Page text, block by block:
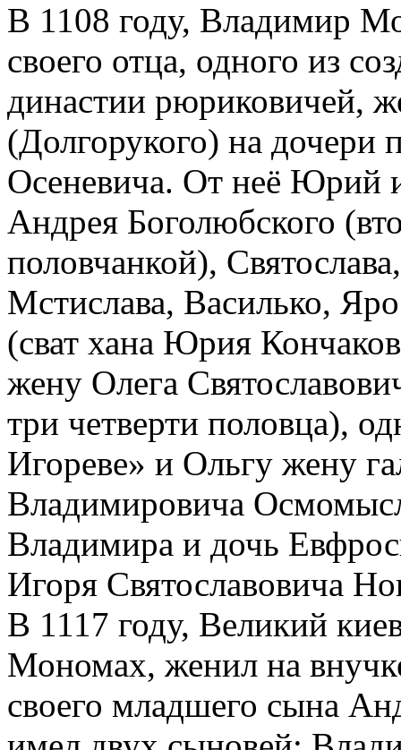
В 1108 году, Владимир
своего отца, одного из
династии рюриковичей,
(Долгорукого) на дочери
Осеневича. От неё Юрий
Андрея Боголюбского
половчанкой),
Мстислава, Василько,
(сват хана Юрия
жену Олега
три четверти половца),
Игореве» и Ольгу жену
Владимировича
Владимира и дочь
Игоря Святославовича
В 1117 году, Великий
Мономах, женил на
своего младшего сына